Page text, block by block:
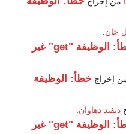
خان.
خطأ: الوظيفة "get" غير
إخراج خطأ: الوظيفة
ديفيد دهاوان
خطأ: الوظيفة "get" غير